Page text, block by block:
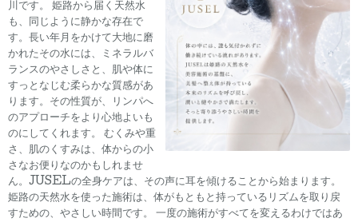
川です。 姫路から届く天然水
も、同じように静かな存在で
す。長い年月をかけて大地に磨
かれたその水には、ミネラルバ
ランスのやさしさと、肌や体に
すっとなじむ柔らかな質感があ
ります。その性質が、リンパへ
のアプローチをより心地よいも
のにしてくれます。 むくみや重
さ、肌のくすみは、体からの小
さなお便りなのかもしれませ
ん。JUSELの全身ケアは、その声に耳を傾けることから始まります。
姫路の天然水を使った施術は、体がもともと持っているリズムを取り戻
すための、やさしい時間です。 一度の施術がすべてを変えるわけではあ